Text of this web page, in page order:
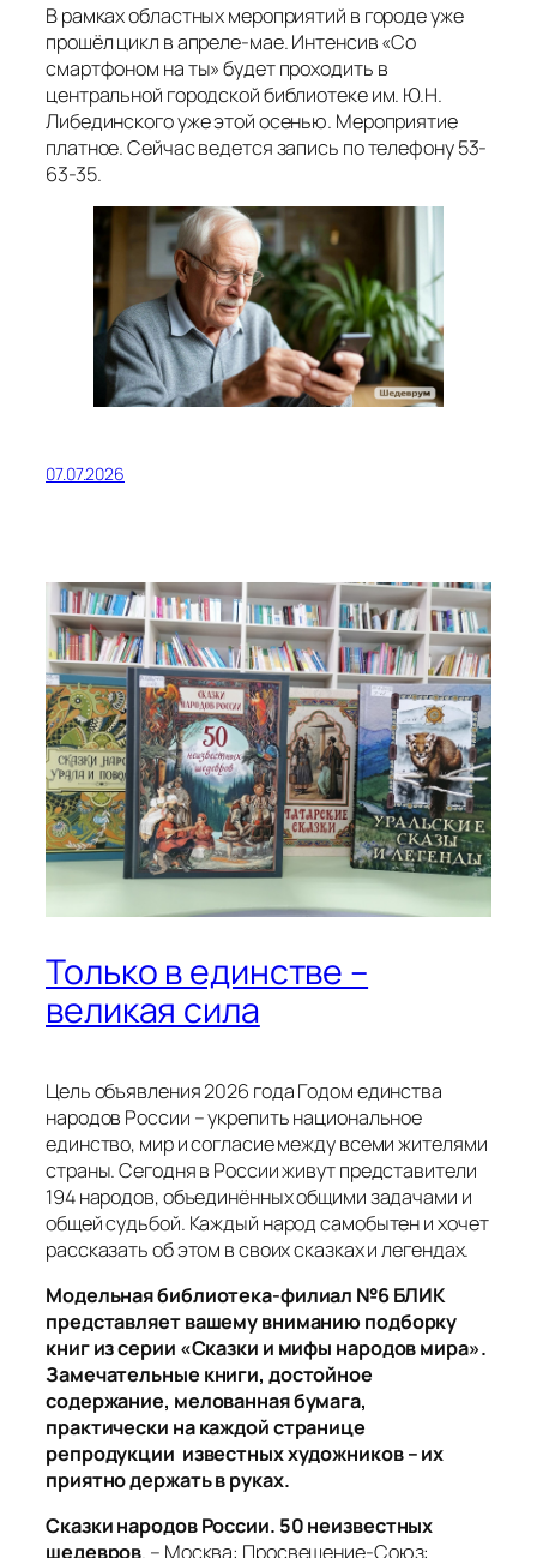
В рамках областных мероприятий в городе уже
прошёл цикл в апреле-мае. Интенсив «Со
смартфоном на ты» будет проходить в
центральной городской библиотеке им. Ю.Н.
Либединского уже этой осенью. Мероприятие
платное. Сейчас ведется запись по телефону 53-
63-35.
07.07.2026
Только в единстве –
великая сила
Цель объявления 2026 года Годом единства
народов России – укрепить национальное
единство, мир и согласие между всеми жителями
страны. Сегодня в России живут представители
194 народов, объединённых общими задачами и
общей судьбой. Каждый народ самобытен и хочет
рассказать об этом в своих сказках и легендах.
Модельная библиотека-филиал №6 БЛИК
представляет вашему вниманию подборку
книг из серии «Сказки и мифы народов мира».
Замечательные книги, достойное
содержание, мелованная бумага,
практически на каждой странице
репродукции известных художников – их
приятно держать в руках.
Сказки народов России. 50 неизвестных
шедевров. – Москва: Просвещение-Союз: